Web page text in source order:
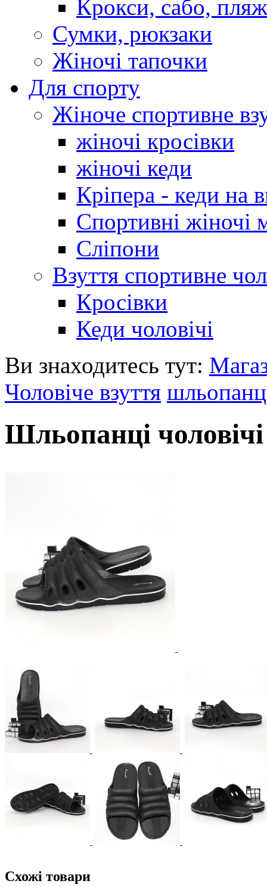
Крокси, сабо,
Сумки, рюкзаки
Жіночі тапочки
Для спорту
Жіноче спортивне
жіночі кросівки
жіночі кеди
Кріпера - кеди на
Спортивні жіночі
Сліпони
Взуття спортивне
Кросівки
Кеди чоловічі
Ви знаходитесь тут:
Чоловіче взуття
Шльопанці чоловічі
Схожі товари